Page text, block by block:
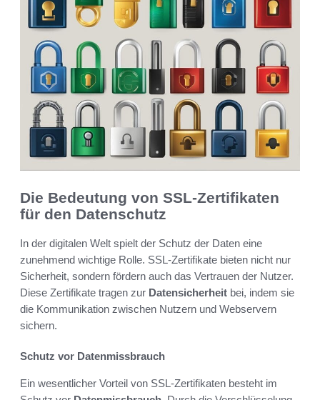
Die Bedeutung von SSL-Zertifikaten
für den Datenschutz
In der digitalen Welt spielt der Schutz der Daten eine
zunehmend wichtige Rolle. SSL-Zertifikate bieten nicht nur
Sicherheit, sondern fördern auch das Vertrauen der Nutzer.
Diese Zertifikate tragen zur Datensicherheit bei, indem sie
die Kommunikation zwischen Nutzern und Webservern
sichern.
Schutz vor Datenmissbrauch
Ein wesentlicher Vorteil von SSL-Zertifikaten besteht im